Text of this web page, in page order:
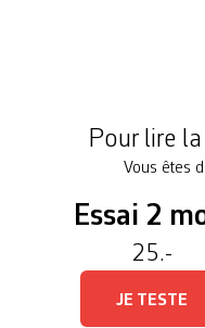
Pour lire
Vous êtes
Essai 2
25.-
JE TESTE